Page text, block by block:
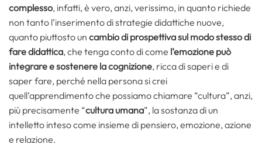
complesso, infatti, è vero, anzi, verissimo, in quanto richiede
non tanto l’inserimento di strategie didattiche nuove,
quanto piuttosto un cambio di prospettiva sul modo stesso di
fare didattica, che tenga conto di come l’emozione può
integrare e sostenere la cognizione, ricca di saperi e di
saper fare, perché nella persona si crei
quell’apprendimento che possiamo chiamare “cultura”, anzi,
più precisamente “cultura umana”, la sostanza di un
intelletto inteso come insieme di pensiero, emozione, azione
e relazione.